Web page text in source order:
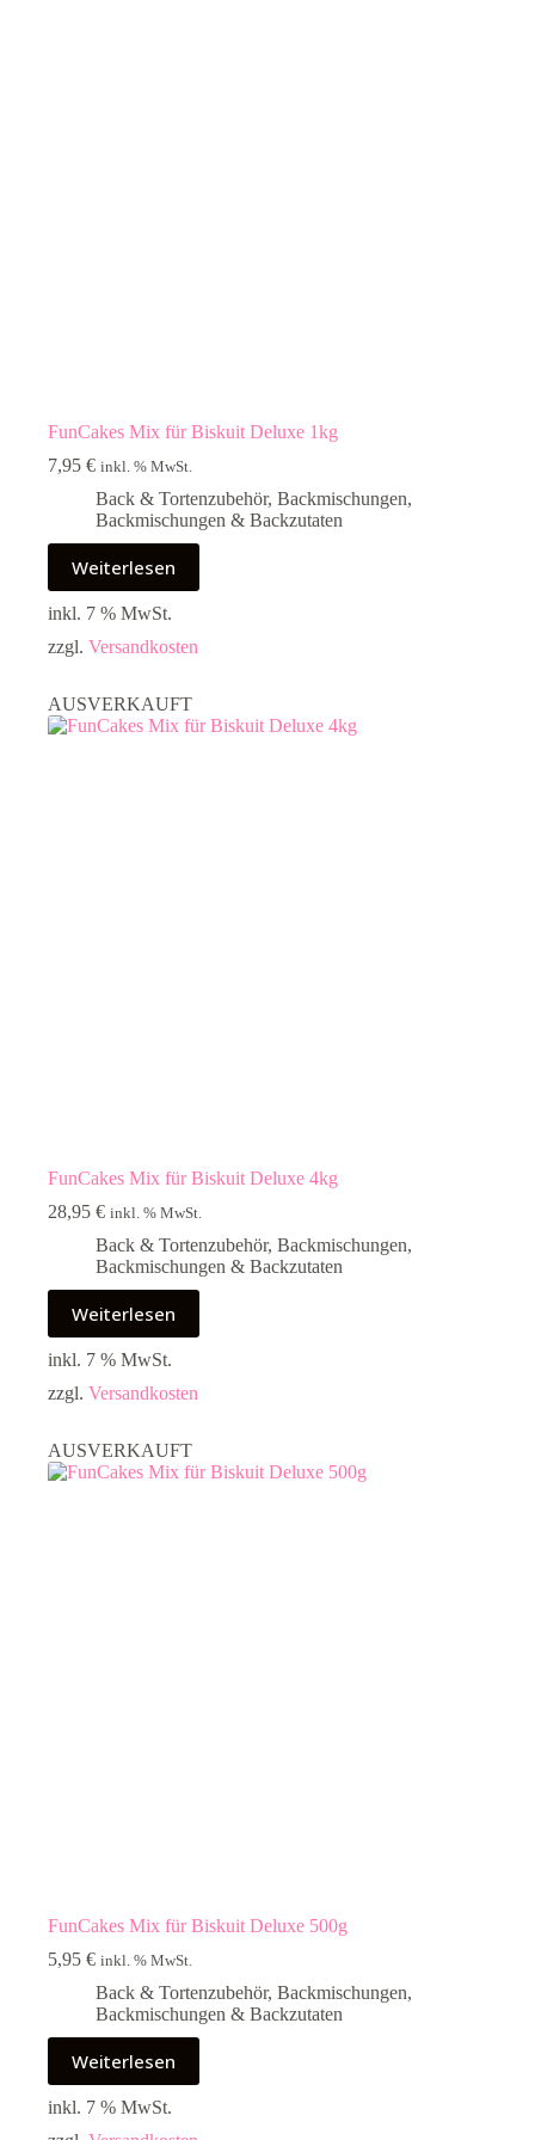
FunCakes Mix für Biskuit Deluxe 1kg
7,95 € inkl. % MwSt.
Back & Tortenzubehör, Backmischungen,
Backmischungen & Backzutaten
Weiterlesen
inkl. 7 % MwSt.
zzgl. Versandkosten
AUSVERKAUFT
FunCakes Mix für Biskuit Deluxe 4kg
28,95 € inkl. % MwSt.
Back & Tortenzubehör, Backmischungen,
Backmischungen & Backzutaten
Weiterlesen
inkl. 7 % MwSt.
zzgl. Versandkosten
AUSVERKAUFT
FunCakes Mix für Biskuit Deluxe 500g
5,95 € inkl. % MwSt.
Back & Tortenzubehör, Backmischungen,
Backmischungen & Backzutaten
Weiterlesen
inkl. 7 % MwSt.